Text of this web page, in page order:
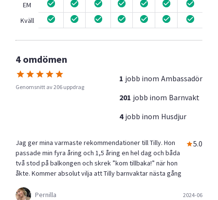
EM
Kväll
4 omdömen
Genomsnitt av 206 uppdrag
1 jobb inom Ambassadör
201 jobb inom Barnvakt
4 jobb inom Husdjur
Jag ger mina varmaste rekommendationer till Tilly. Hon
passade min fyra åring och 1,5 åring en hel dag och båda
två stod på balkongen och skrek ”kom tillbaka!” när hon
åkte. Kommer absolut vilja att Tilly barnvaktar nästa gång
5.0
Pernilla 2024-06